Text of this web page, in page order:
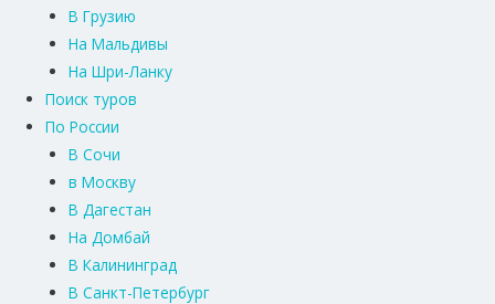
В Грузию
На Мальдивы
На Шри-Ланку
Поиск туров
По России
В Сочи
в Москву
В Дагестан
На Домбай
В Калининград
В Санкт-Петербург